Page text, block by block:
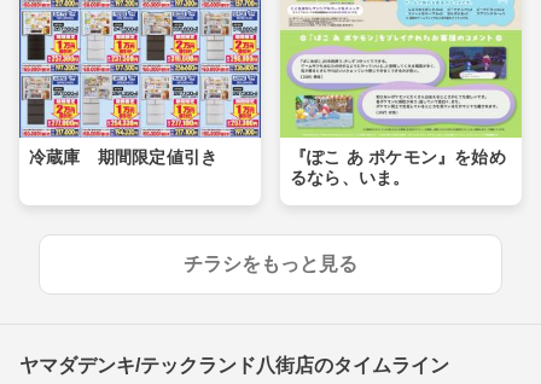
冷蔵庫 期間限定値引き
『ぽこ あ ポケモン』を始め
るなら、いま。
チラシをもっと見る
ヤマダデンキ/テックランド八街店のタイムライン